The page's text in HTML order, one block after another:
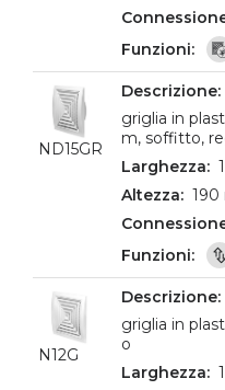
ND15GR
griglia in
m, soffitto,
N12G
griglia in
o